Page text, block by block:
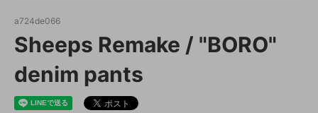
a724de066
Sheeps Remake / "BORO"
denim pants